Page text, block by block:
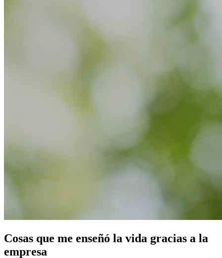
Cosas que me enseñó la vida gracias a la
empresa